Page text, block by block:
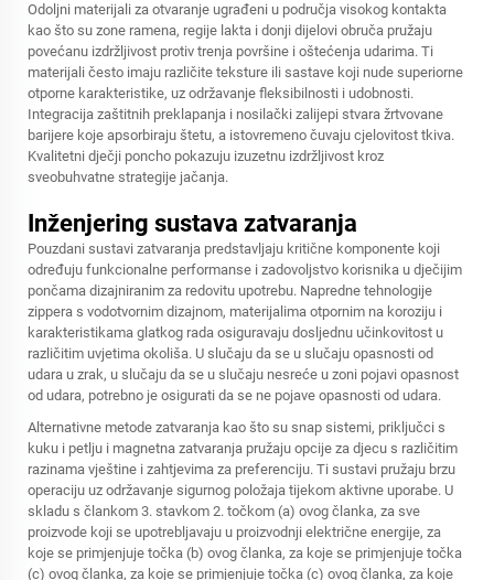
Odoljni materijali za otvaranje ugrađeni u područja visokog kontakta
kao što su zone ramena, regije lakta i donji dijelovi obruča pružaju
povećanu izdržljivost protiv trenja površine i oštećenja udarima. Ti
materijali često imaju različite teksture ili sastave koji nude superiorne
otporne karakteristike, uz održavanje fleksibilnosti i udobnosti.
Integracija zaštitnih preklapanja i nosilački zalijepi stvara žrtvovane
barijere koje apsorbiraju štetu, a istovremeno čuvaju cjelovitost tkiva.
Kvalitetni dječji poncho pokazuju izuzetnu izdržljivost kroz
sveobuhvatne strategije jačanja.
Inženjering sustava zatvaranja
Pouzdani sustavi zatvaranja predstavljaju kritične komponente koji
određuju funkcionalne performanse i zadovoljstvo korisnika u dječijim
pončama dizajniranim za redovitu upotrebu. Napredne tehnologije
zippera s vodotvornim dizajnom, materijalima otpornim na koroziju i
karakteristikama glatkog rada osiguravaju dosljednu učinkovitost u
različitim uvjetima okoliša. U slučaju da se u slučaju opasnosti od
udara u zrak, u slučaju da se u slučaju nesreće u zoni pojavi opasnost
od udara, potrebno je osigurati da se ne pojave opasnosti od udara.
Alternativne metode zatvaranja kao što su snap sistemi, priključci s
kuku i petlju i magnetna zatvaranja pružaju opcije za djecu s različitim
razinama vještine i zahtjevima za preferenciju. Ti sustavi pružaju brzu
operaciju uz održavanje sigurnog položaja tijekom aktivne uporabe. U
skladu s člankom 3. stavkom 2. točkom (a) ovog članka, za sve
proizvode koji se upotrebljavaju u proizvodnji električne energije, za
koje se primjenjuje točka (b) ovog članka, za koje se primjenjuje točka
(c) ovog članka, za koje se primjenjuje točka (c) ovog članka, za koje